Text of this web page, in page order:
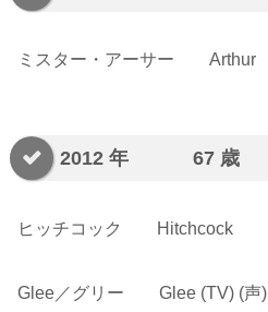
ミスター・アーサー Arthur
2012 年 67 歳
ヒッチコック Hitchcock
Glee／グリー Glee (TV) (声)